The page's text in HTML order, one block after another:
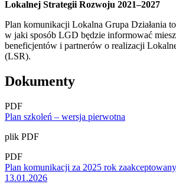
Lokalnej Strategii Rozwoju 2021–2027
Plan komunikacji Lokalna Grupa Działania
w jaki sposób LGD będzie informować
beneficjentów i partnerów o realizacji
(LSR).
Dokumenty
PDF
Plan szkoleń – wersja pierwotna
plik PDF
PDF
Plan komunikacji za 2025 rok
13.01.2026